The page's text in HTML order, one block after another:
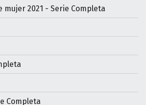
mujer 2021 - Serie Completa
Completa